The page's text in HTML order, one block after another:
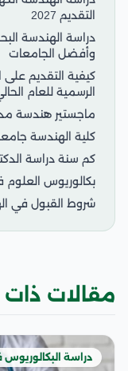
التقديم 2027
وأفضل الجامعات
كيفية التقديم على
الرسمية للعام
ماجستير هندسة
كلية الهندسة
كم سنة دراسة
بكالوريوس العلوم
شروط القبول في
مقالات
دراسة